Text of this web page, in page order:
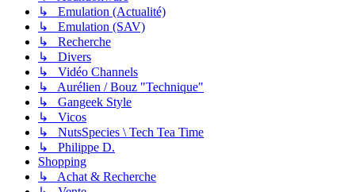
↳ Emulation (Actualité)
↳ Emulation (SAV)
↳ Recherche
↳ Divers
↳ Vidéo Channels
↳ Aurélien / Bouz "Technique"
↳ Gangeek Style
↳ Vicos
↳ NutsSpecies \ Tech Tea Time
↳ Philippe D.
Shopping
↳ Achat & Recherche